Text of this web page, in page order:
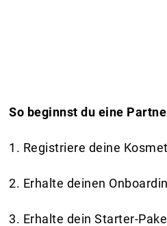
So beginnst du eine
1. Registriere deine
2. Erhalte deinen
3. Erhalte dein Starter-